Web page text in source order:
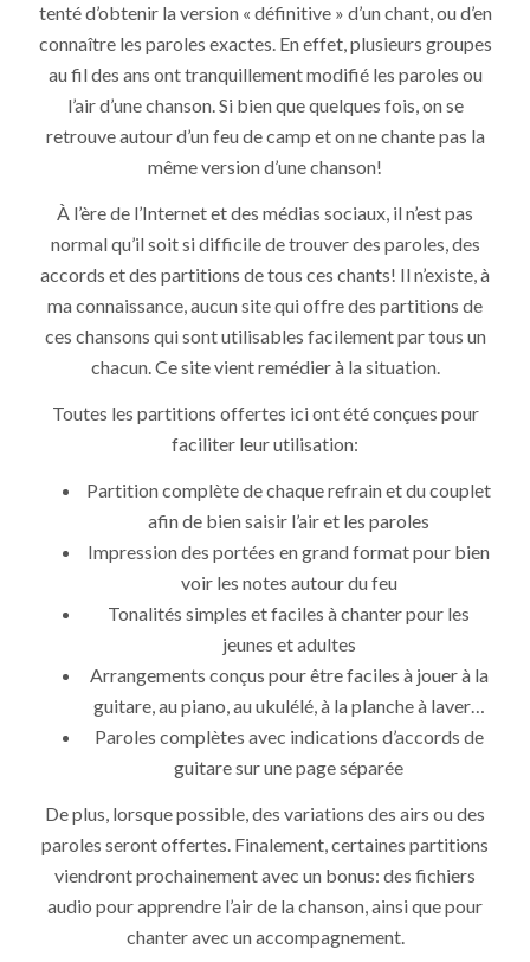
tenté d’obtenir la version « définitive » d’un chant, ou d’en
connaître les paroles exactes. En effet, plusieurs groupes
au fil des ans ont tranquillement modifié les paroles ou
l’air d’une chanson. Si bien que quelques fois, on se
retrouve autour d’un feu de camp et on ne chante pas la
même version d’une chanson!
À l’ère de l’Internet et des médias sociaux, il n’est pas
normal qu’il soit si difficile de trouver des paroles, des
accords et des partitions de tous ces chants! Il n’existe, à
ma connaissance, aucun site qui offre des partitions de
ces chansons qui sont utilisables facilement par tous un
chacun. Ce site vient remédier à la situation.
Toutes les partitions offertes ici ont été conçues pour
faciliter leur utilisation:
Partition complète de chaque refrain et du couplet
afin de bien saisir l’air et les paroles
Impression des portées en grand format pour bien
voir les notes autour du feu
Tonalités simples et faciles à chanter pour les
jeunes et adultes
Arrangements conçus pour être faciles à jouer à la
guitare, au piano, au ukulélé, à la planche à laver…
Paroles complètes avec indications d’accords de
guitare sur une page séparée
De plus, lorsque possible, des variations des airs ou des
paroles seront offertes. Finalement, certaines partitions
viendront prochainement avec un bonus: des fichiers
audio pour apprendre l’air de la chanson, ainsi que pour
chanter avec un accompagnement.